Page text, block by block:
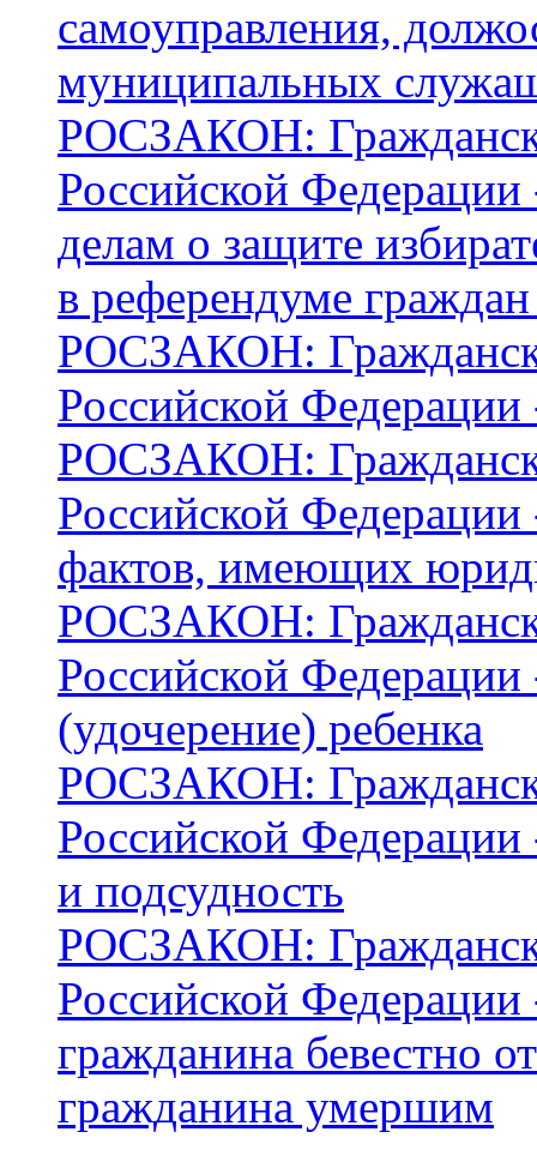
самоуправления,
муниципальных
РОСЗАКОН:
Российской Федерации
делам о защите
в референдуме
РОСЗАКОН:
Российской
РОСЗАКОН:
Российской Федерации
фактов, имеющих
РОСЗАКОН:
Российской
(удочерение) ребенка
РОСЗАКОН:
Российской Федерации
и подсудность
РОСЗАКОН:
Российской
гражданина бевестно
гражданина умершим